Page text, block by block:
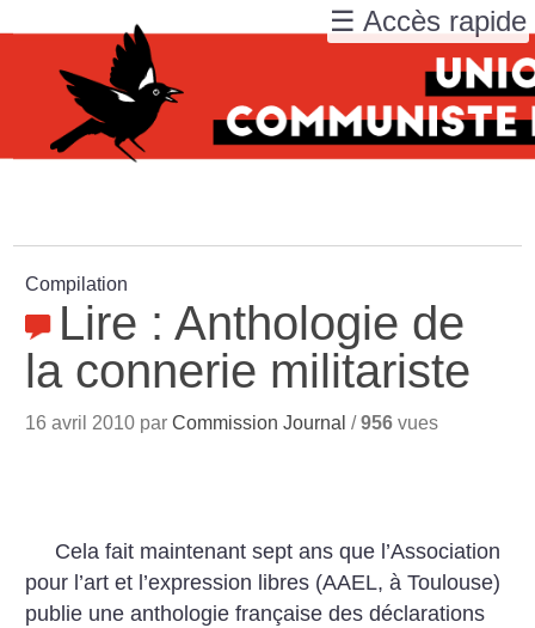
Compilation
Lire : Anthologie de
la connerie militariste
16 avril 2010 parCommission Journal /956 vues
Cela fait maintenant sept ans que l’Association
pour l’art et l’expression libres (AAEL, à Toulouse)
publie une anthologie française des déclarations
☰ Accès rapide